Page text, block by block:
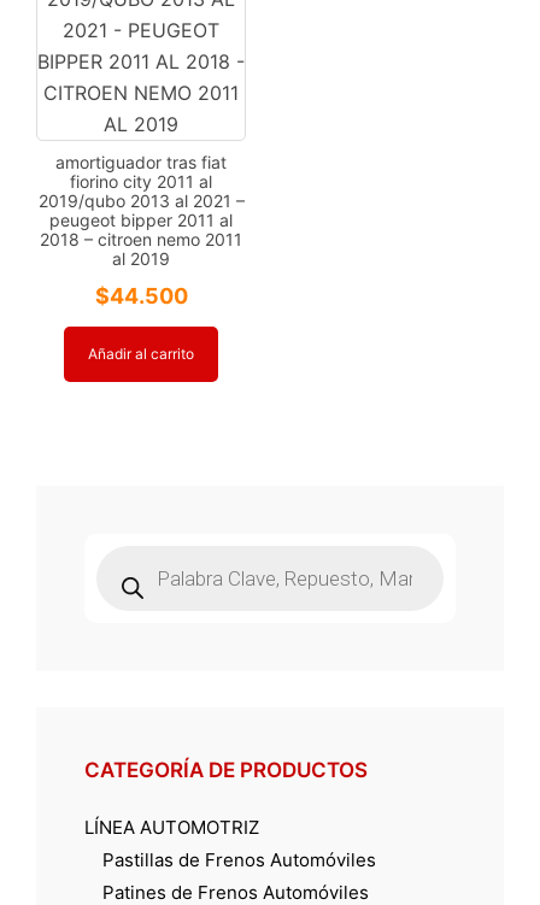
amortiguador tras fiat
fiorino city 2011 al
2019/qubo 2013 al 2021 –
peugeot bipper 2011 al
2018 – citroen nemo 2011
al 2019
$44.500
Añadir al carrito
productos
CATEGORÍA DE PRODUCTOS
LÍNEA AUTOMOTRIZ
Pastillas de Frenos Automóviles
Patines de Frenos Automóviles